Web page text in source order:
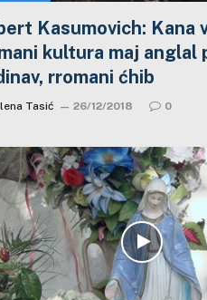
Kasumovich: Kana
kultura maj anglal
rromani ćhib
Tasić 26/12/2018 0